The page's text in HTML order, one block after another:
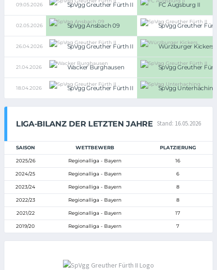
09.05.2026 SpVgg Greuther Fürth II FC Augsburg II
02.05.2026 SpVgg Ansbach 09 SpVgg Greuther
26.04.2026 SpVgg Greuther Fürth II Würzburger Kickers
21.04.2026 Wacker Burghausen SpVgg Greuther
18.04.2026 SpVgg Greuther Fürth II SpVgg Unterhaching
LIGA-BILANZ DER LETZTEN JAHRE Stand: 16.05.2026
SAISON WETTBEWERB PLATZIERUNG
2025/26 Regionalliga - Bayern 16
2024/25 Regionalliga - Bayern 6
2023/24 Regionalliga - Bayern 8
2022/23 Regionalliga - Bayern 8
2021/22 Regionalliga - Bayern 17
2019/20 Regionalliga - Bayern 7